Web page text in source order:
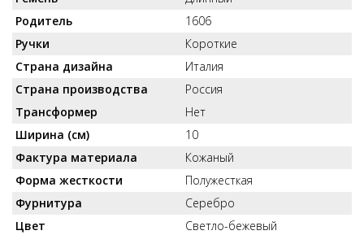
Родитель
1606
Ручки
Короткие
Страна дизайна
Италия
Страна производства
Россия
Трансформер
Нет
Ширина (см)
10
Фактура материала
Кожаный
Форма жесткости
Полужесткая
Фурнитура
Серебро
Цвет
Светло-бежевый